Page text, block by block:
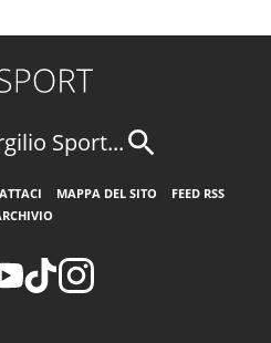
Sport...
MAPPA DEL SITO
FEED RSS